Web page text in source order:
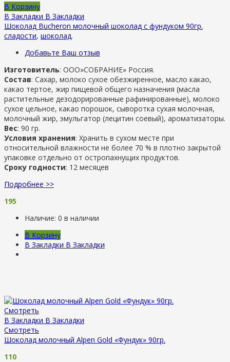
В Корзину
В Закладки В Закладки
Шоколад Bucheron молочный шоколад с фундуком 90гр.
сладости, шоколад.
Добавьте Ваш отзыв
Изготовитель: ООО»СОБРАНИЕ» Россия.
Состав: Сахар, молоко сухое обезжиренное, масло какао,
какао тертое, жир пищевой общего назначения (масла
растительные дезодорированные рафинированные), молоко
сухое цельное, какао порошок, сыворотка сухая молочная,
молочный жир, эмульгатор (лецитин соевый), ароматизаторы.
Вес: 90 гр.
Условия хранения: Хранить в сухом месте при
относительной влажности не более 70 % в плотно закрытой
упаковке отдельно от остропахнущих продуктов.
Сроку годности: 12 месяцев
Подробнее >>
195
Наличие: 0 в наличии
В Корзину
В Закладки В Закладки
Смотреть
В Закладки В Закладки
Смотреть
Шоколад молочный Alpen Gold «Фундук» 90гр.
110